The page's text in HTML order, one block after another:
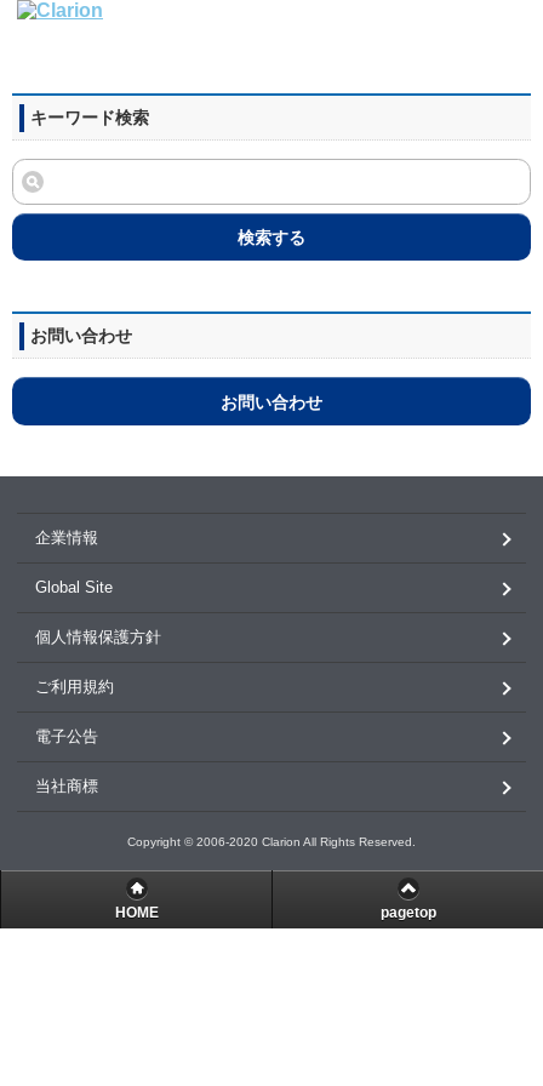
キーワード検索
検索する
お問い合わせ
お問い合わせ
企業情報
Global Site
個人情報保護方針
ご利用規約
電子公告
当社商標
Copyright © 2006-2020 Clarion All Rights Reserved.
HOME pagetop